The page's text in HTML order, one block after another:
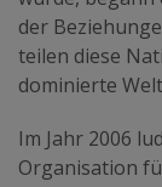
der
teilen diese
dominierte
Im Jahr 2006
Organisation